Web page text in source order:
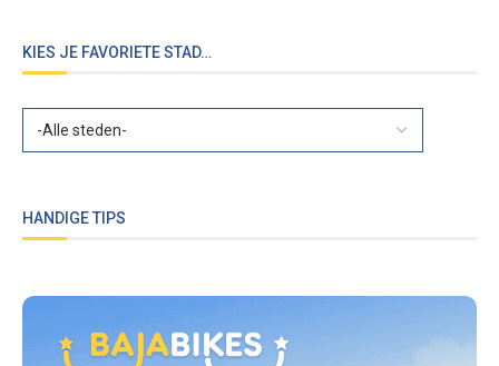
KIES JE FAVORIETE STAD…
HANDIGE TIPS